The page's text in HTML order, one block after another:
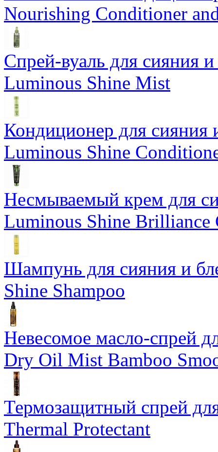
Nourishing Conditioner
Спрей-вуаль для сияния
Luminous Shine Mist
Кондиционер для сияния
Luminous Shine
Несмываемый крем для
Luminous Shine Brilliance
Шампунь для сияния и
Shine Shampoo
Невесомое масло-спрей
Dry Oil Mist Bamboo
Термозащитный спрей
Thermal Protectant